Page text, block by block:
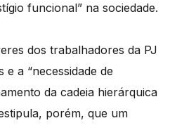
funcional” na sociedade.
dos trabalhadores da PJ
a “necessidade de
da cadeia hierárquica
porém, que um